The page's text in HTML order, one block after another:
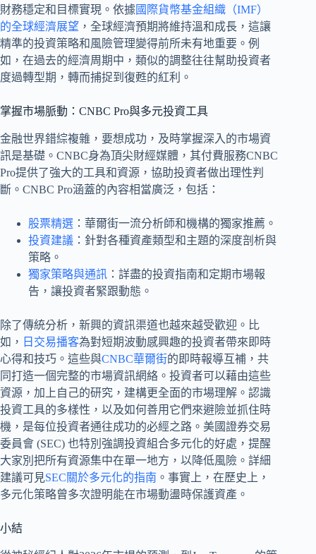
財務穩定和目標實現。依據國際貨幣基金組織（IMF）
的全球經濟展望 ，全球經濟預期將維持溫和成長，這讓
精準的投資策略和風險管理變得前所未有地重要。例
如，在過去的經濟周期中，類似的調整往往幫助投資者
度過轉型期，轉而捕捉到復甦的紅利。
掌握市場脈動：CNBC Pro與多元投資工具
金融世界錯綜複雜，要想成功，及時掌握深入的市場資
訊是基礎。CNBC身為頂尖財經媒體，其付費服務CNBC
Pro提供了強大的工具和資源，協助投資者做出理性判
斷。CNBC Pro涵蓋的內容相當廣泛，包括：
股票精選 ：華爾街一流分析師和機構的獨家推薦。
投資建議 ：針對各種資產類型和主題的深度剖析與
策略。
獨家策略與通訊 ：詳盡的投資指南和定期市場報
告，讓投資者緊跟動態。
除了傳統分析，新興的資訊渠道也越來越受歡迎。比
如， 日交易播客為對短期波動感興趣的投資者帶來即時
心得和技巧。這些與CNBC華爾街的即時報導互補，共
同打造一個完整的市場資訊網絡。投資者可以藉由這些
資源，加上自己的研究，建構更全面的市場理解。認識
投資工具的多樣性，以及如何善用它們來避險並抓住時
機，是每位投資者通往成功的必經之路。美國證券交易
委員會 (SEC) 也特別強調投資組合多元化的好處，提醒
大家別把所有資源集中在單一地方，以降低風險。詳細
建議可見SEC關於多元化的指南 。事實上，在歷史上，
多元化策略曾多次證明能在市場動盪時保護資產。
小結